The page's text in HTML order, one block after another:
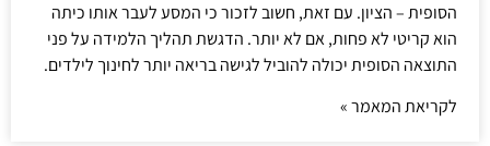
הסופית – הציון. עם זאת, חשוב לזכור כי המסע לעבר אותו כיתה
הוא קריטי לא פחות, אם לא יותר. הדגשת תהליך הלמידה על פני
התוצאה הסופית יכולה להוביל לגישה בריאה יותר לחינוך לילדים.
לקריאת המאמר »